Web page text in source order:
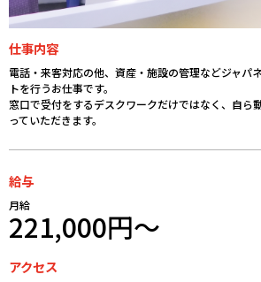
仕事内容
電話・来客対応の他、資産・施設の管理などジャパ
トを行うお仕事です。
窓口で受付をするデスクワークだけではなく、自ら
っていただきます。
給与
月給
221,000円～
アクセス